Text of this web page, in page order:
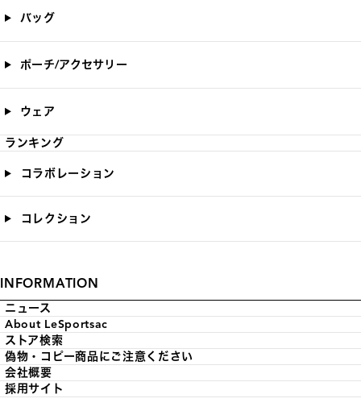
バッグ
ポーチ/アクセサリー
ウェア
ランキング
コラボレーション
コレクション
INFORMATION
ニュース
About LeSportsac
ストア検索
偽物・コピー商品にご注意ください
会社概要
採用サイト